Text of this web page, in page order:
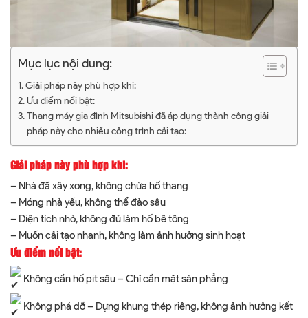
Mục lục nội dung:
Giải pháp này phù hợp khi:
Ưu điểm nổi bật:
Thang máy gia đình Mitsubishi đã áp dụng thành công giải
pháp này cho nhiều công trình cải tạo:
Giải pháp này phù hợp khi:
– Nhà đã xây xong, không chừa hố thang
– Móng nhà yếu, không thể đào sâu
– Diện tích nhỏ, không đủ làm hố bê tông
– Muốn cải tạo nhanh, không làm ảnh hưởng sinh hoạt
Ưu điểm nổi bật:
Không cần hố pit sâu – Chỉ cần mặt sàn phẳng
Không phá dỡ – Dựng khung thép riêng, không ảnh hưởng kết